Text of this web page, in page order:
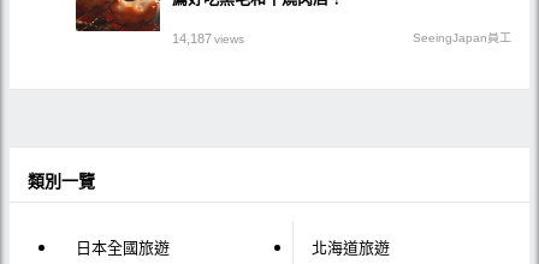
14,187views SeeingJapan員工
類別一覽
日本全國旅遊 北海道旅遊